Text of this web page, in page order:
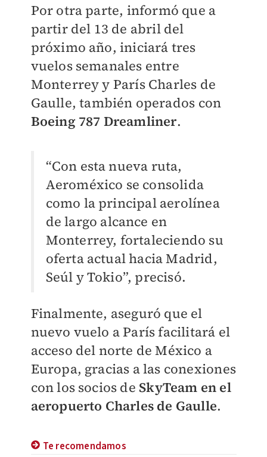
Por otra parte, informó que a
partir del 13 de abril del
próximo año, iniciará tres
vuelos semanales entre
Monterrey y París Charles de
Gaulle, también operados con
Boeing 787 Dreamliner.
“Con esta nueva ruta,
Aeroméxico se consolida
como la principal aerolínea
de largo alcance en
Monterrey, fortaleciendo su
oferta actual hacia Madrid,
Seúl y Tokio”, precisó.
Finalmente, aseguró que el
nuevo vuelo a París facilitará el
acceso del norte de México a
Europa, gracias a las conexiones
con los socios de SkyTeam en el
aeropuerto Charles de Gaulle.
Te recomendamos